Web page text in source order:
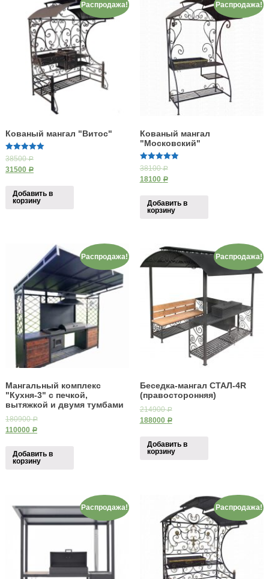
Распродажа!
Кованый мангал "Витос"
5.00
38500Р
31500 Р
Добавить в
корзину
Распродажа!
Кованый мангал
"Московский"
5.00
38100Р
18100 Р
Добавить в
корзину
Распродажа!
Мангальный комплекс
"Кухня-3" с печкой,
вытяжкой и двумя тумбами
180900Р
110000 Р
Добавить в
корзину
Распродажа!
Беседка-мангал СТАЛ-4R
(правосторонняя)
214900Р
188000 Р
Добавить в
корзину
Распродажа! Распродажа!